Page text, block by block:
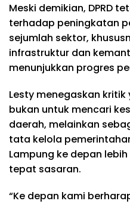
Meski demikian, DPRD
terhadap peningkatan
sejumlah sektor,
infrastruktur dan
menunjukkan progres
Lesty menegaskan kritik
bukan untuk mencari
daerah, melainkan
tata kelola
Lampung ke depan
tepat sasaran.
“Ke depan kami